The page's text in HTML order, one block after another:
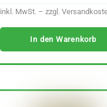
inkl. MwSt. – zzgl.
In den Warenkorb